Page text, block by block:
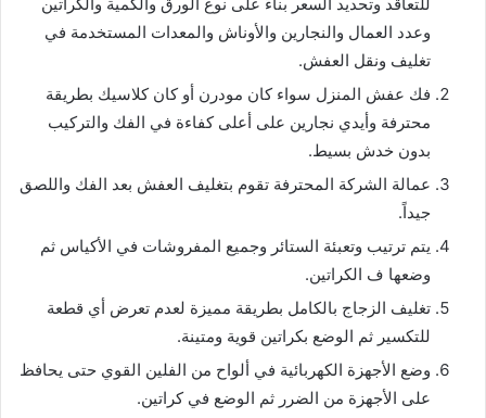
وعدد العمال والنجارين والأوناش والمعدات المستخدمة في
تغليف ونقل العفش.
فك عفش المنزل سواء كان مودرن أو كان كلاسيك بطريقة
محترفة وأيدي نجارين على أعلى كفاءة في الفك والتركيب
بدون خدش بسيط.
عمالة الشركة المحترفة تقوم بتغليف العفش بعد الفك واللصق
جيداً.
يتم ترتيب وتعبئة الستائر وجميع المفروشات في الأكياس ثم
وضعها ف الكراتين.
تغليف الزجاج بالكامل بطريقة مميزة لعدم تعرض أي قطعة
للتكسير ثم الوضع بكراتين قوية ومتينة.
وضع الأجهزة الكهربائية في ألواح من الفلين القوي حتى يحافظ
على الأجهزة من الضرر ثم الوضع في كراتين.